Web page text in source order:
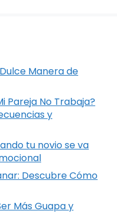
Dulce Manera de
Pareja No Trabaja?
y
tu novio se va
Descubre Cómo
Más Guapa y